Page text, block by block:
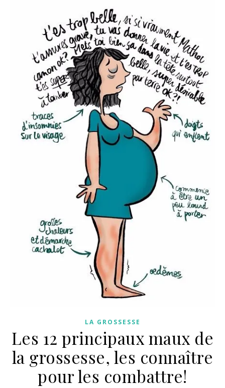
LA GROSSESSE
Les 12 principaux maux de
la grossesse, les connaître
pour les combattre!